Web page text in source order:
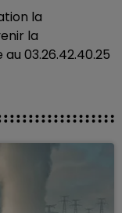
la
la
03.26.42.40.25